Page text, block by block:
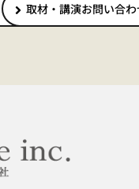
取材・講演お問い合